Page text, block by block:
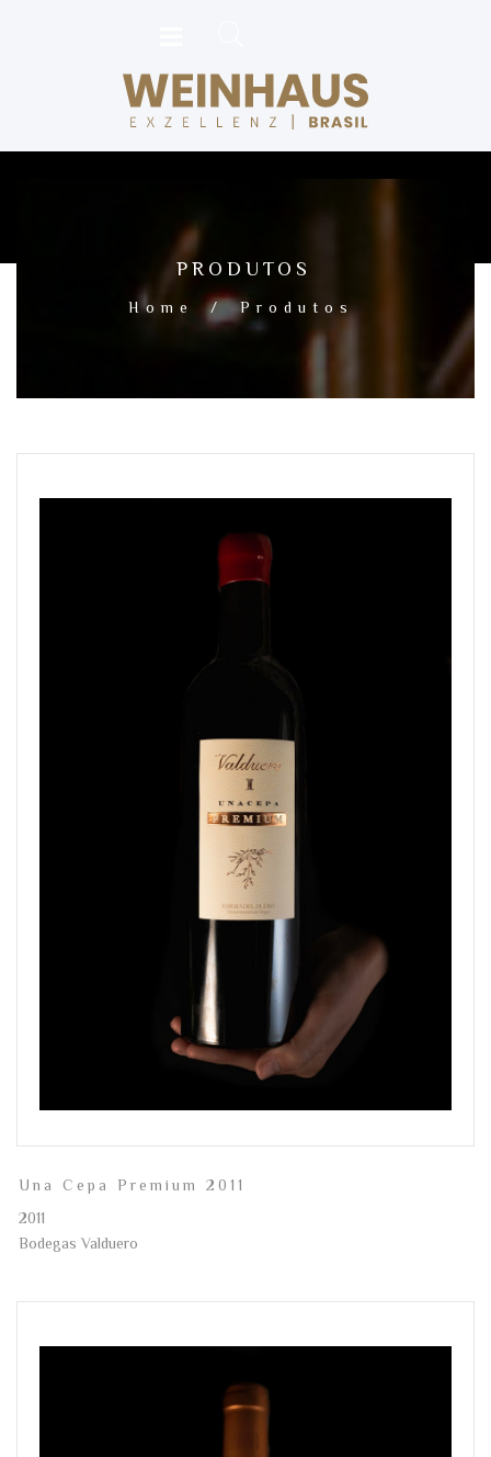
PRODUTOS
Home / Produtos
Una Cepa Premium 2011
2011
Bodegas Valduero